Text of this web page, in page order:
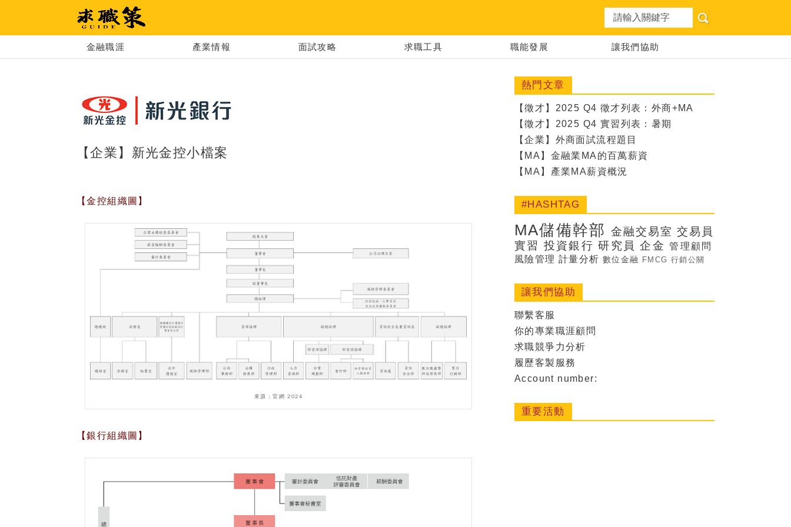
求職策 │ 建構你的夢想職涯
金融職涯 產業情報 面試攻略 求職工具 職能發展 讓我們協助
【企業】新光金控小檔案
【金控組織圖】
來源：官網 2024
【銀行組織圖】
熱門文章
【徵才】2025 Q4 徵才列表：外商+MA
【徵才】2025 Q4 實習列表：暑期
【企業】外商面試流程題目
【MA】金融業MA的百萬薪資
【MA】產業MA薪資概況
#HASHTAG
MA儲備幹部 金融交易室 交易員
實習 投資銀行 研究員 企金
管理顧問
風險管理 計量分析 數位金融 FMCG 行銷公關
讓我們協助
聯繫客服
你的專業職涯顧問
求職競爭力分析
履歷客製服務
Account number:
重要活動